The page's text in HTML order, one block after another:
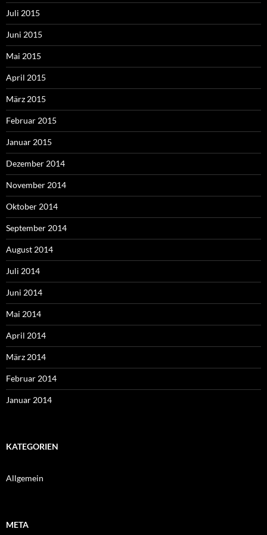
Juli 2015
Juni 2015
Mai 2015
April 2015
März 2015
Februar 2015
Januar 2015
Dezember 2014
November 2014
Oktober 2014
September 2014
August 2014
Juli 2014
Juni 2014
Mai 2014
April 2014
März 2014
Februar 2014
Januar 2014
KATEGORIEN
Allgemein
META